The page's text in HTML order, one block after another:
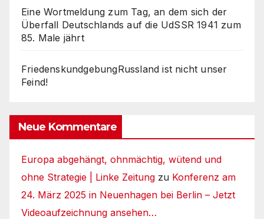
Eine Wortmeldung zum Tag, an dem sich der
Überfall Deutschlands auf die UdSSR 1941 zum
85. Male jährt
FriedenskundgebungRussland ist nicht unser
Feind!
Neue Kommentare
Europa abgehängt, ohnmächtig, wütend und
ohne Strategie | Linke Zeitung zu Konferenz am
24. März 2025 in Neuenhagen bei Berlin – Jetzt
Videoaufzeichnung ansehen…